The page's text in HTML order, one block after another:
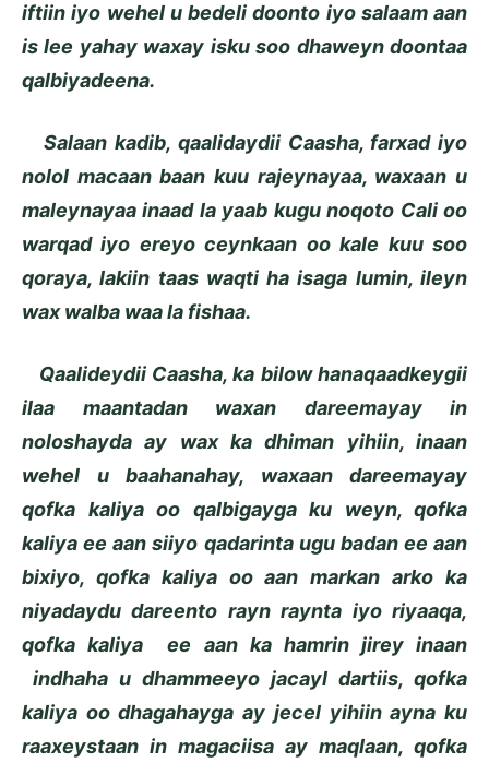
iftiin iyo wehel u bedeli doonto iyo salaam aan
is lee yahay waxay isku soo dhaweyn doontaa
qalbiyadeena.
Salaan kadib, qaalidaydii Caasha, farxad iyo
nolol macaan baan kuu rajeynayaa, waxaan u
maleynayaa inaad la yaab kugu noqoto Cali oo
warqad iyo ereyo ceynkaan oo kale kuu soo
qoraya, lakiin taas waqti ha isaga lumin, ileyn
wax walba waa la fishaa.
Qaalideydii Caasha, ka bilow hanaqaadkeygii
ilaa maantadan waxan dareemayay in
noloshayda ay wax ka dhiman yihiin, inaan
wehel u baahanahay, waxaan dareemayay
qofka kaliya oo qalbigayga ku weyn, qofka
kaliya ee aan siiyo qadarinta ugu badan ee aan
bixiyo, qofka kaliya oo aan markan arko ka
niyadaydu dareento rayn raynta iyo riyaaqa,
qofka kaliya ee aan ka hamrin jirey inaan
indhaha u dhammeeyo jacayl dartiis, qofka
kaliya oo dhagahayga ay jecel yihiin ayna ku
raaxeystaan in magaciisa ay maqlaan, qofka